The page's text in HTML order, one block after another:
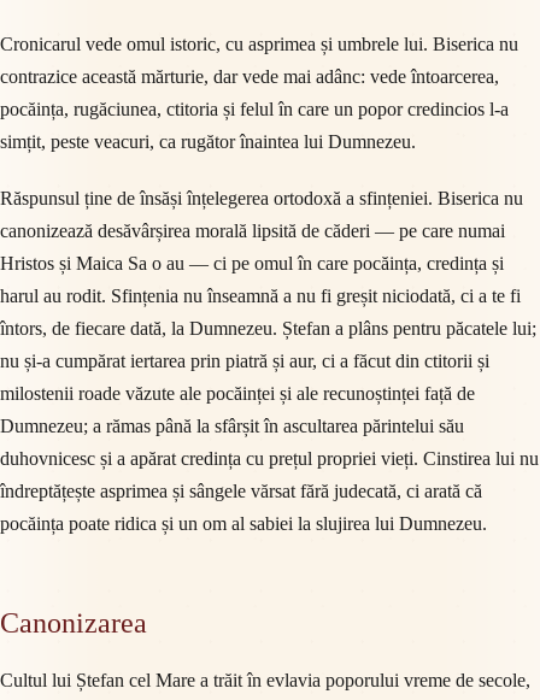
Cronicarul vede omul istoric, cu asprimea și umbrele lui. Biserica nu
contrazice această mărturie, dar vede mai adânc: vede întoarcerea,
pocăința, rugăciunea, ctitoria și felul în care un popor credincios l-a
simțit, peste veacuri, ca rugător înaintea lui Dumnezeu.
Răspunsul ține de însăși înțelegerea ortodoxă a sfințeniei. Biserica nu
canonizează desăvârșirea morală lipsită de căderi — pe care numai
Hristos și Maica Sa o au — ci pe omul în care pocăința, credința și
harul au rodit. Sfințenia nu înseamnă a nu fi greșit niciodată, ci a te fi
întors, de fiecare dată, la Dumnezeu. Ștefan a plâns pentru păcatele lui;
nu și-a cumpărat iertarea prin piatră și aur, ci a făcut din ctitorii și
milostenii roade văzute ale pocăinței și ale recunoștinței față de
Dumnezeu; a rămas până la sfârșit în ascultarea părintelui său
duhovnicesc și a apărat credința cu prețul propriei vieți. Cinstirea lui nu
îndreptățește asprimea și sângele vărsat fără judecată, ci arată că
pocăința poate ridica și un om al sabiei la slujirea lui Dumnezeu.
Canonizarea
Cultul lui Ștefan cel Mare a trăit în evlavia poporului vreme de secole,